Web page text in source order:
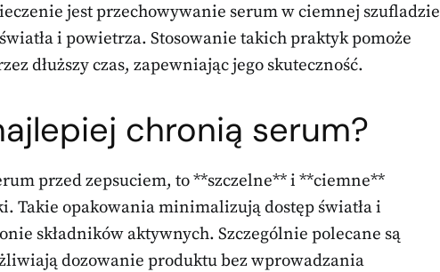
jest przechowywanie serum w ciemnej szufladzie
i powietrza. Stosowanie takich praktyk pomoże
dłuższy czas, zapewniając jego skuteczność.
chronią serum?
przed zepsuciem, to **szczelne** i **ciemne**
Takie opakowania minimalizują dostęp światła i
składników aktywnych. Szczególnie polecane są
dozowanie produktu bez wprowadzania